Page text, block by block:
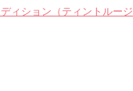
ィション（ティントルージ